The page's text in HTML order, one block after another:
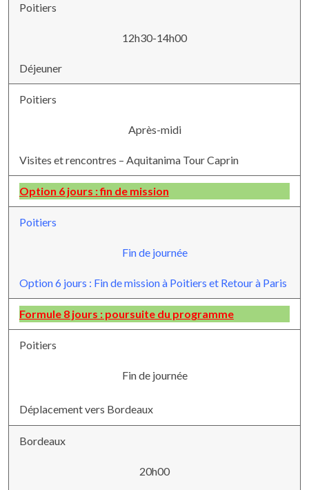
Poitiers
12h30-14h00
Déjeuner
Poitiers
Après-midi
Visites et rencontres – Aquitanima Tour Caprin
Option 6 jours : fin de mission
Poitiers
Fin de journée
Option 6 jours : Fin de mission à Poitiers et Retour à Paris
Formule 8 jours : poursuite du programme
Poitiers
Fin de journée
Déplacement vers Bordeaux
Bordeaux
20h00